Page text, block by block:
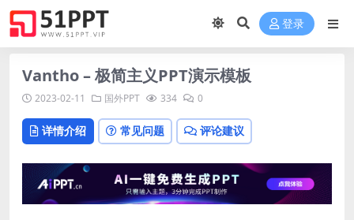
登录
Vantho – 极简主义PPT演示模板
2023-02-11 国外PPT 334 0
详情介绍 常见问题 评论建议